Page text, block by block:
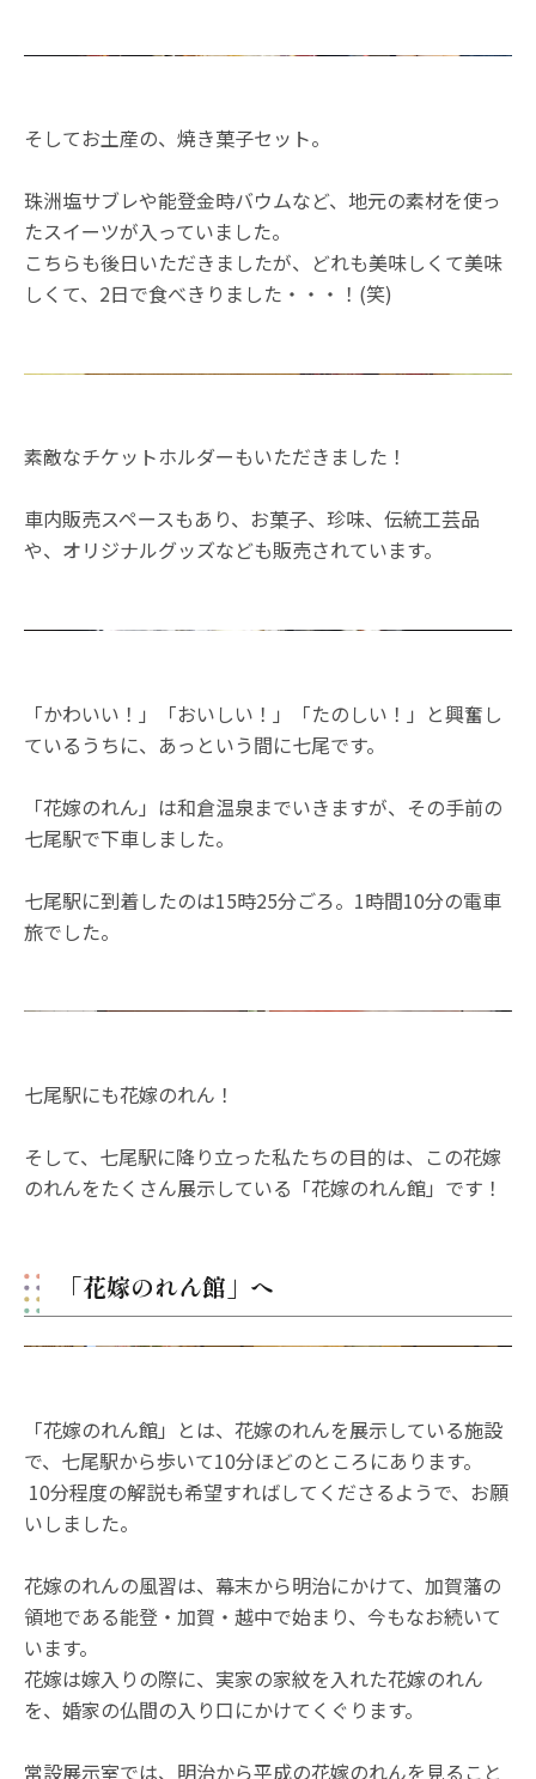
そしてお土産の、焼き菓子セット。
珠洲塩サブレや能登金時バウムなど、地元の素材を使っ
たスイーツが入っていました。
こちらも後日いただきましたが、どれも美味しくて美味
しくて、2日で食べきりました・・・！(笑)
素敵なチケットホルダーもいただきました！
車内販売スペースもあり、お菓子、珍味、伝統工芸品
や、オリジナルグッズなども販売されています。
「かわいい！」「おいしい！」「たのしい！」と興奮し
ているうちに、あっという間に七尾です。
「花嫁のれん」は和倉温泉までいきますが、その手前の
七尾駅で下車しました。
七尾駅に到着したのは15時25分ごろ。1時間10分の電車
旅でした。
七尾駅にも花嫁のれん！
そして、七尾駅に降り立った私たちの目的は、この花嫁
のれんをたくさん展示している「花嫁のれん館」です！
「花嫁のれん館」へ
「花嫁のれん館」とは、花嫁のれんを展示している施設
で、七尾駅から歩いて10分ほどのところにあります。
10分程度の解説も希望すればしてくださるようで、お願
いしました。
花嫁のれんの風習は、幕末から明治にかけて、加賀藩の
領地である能登・加賀・越中で始まり、今もなお続いて
います。
花嫁は嫁入りの際に、実家の家紋を入れた花嫁のれん
を、婚家の仏間の入り口にかけてくぐります。
常設展示室では、明治から平成の花嫁のれんを見ること